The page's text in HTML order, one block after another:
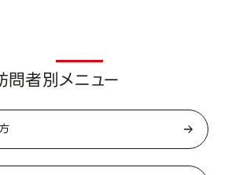
問者別メニュー